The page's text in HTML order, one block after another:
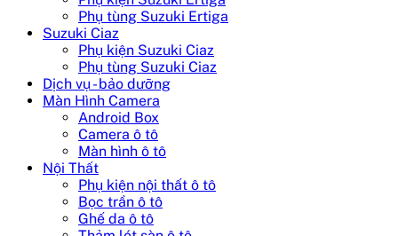
Phụ tùng Suzuki Ertiga
Suzuki Ciaz
Phụ kiện Suzuki Ciaz
Phụ tùng Suzuki Ciaz
Dịch vụ - bảo dưỡng
Màn Hình Camera
Android Box
Camera ô tô
Màn hình ô tô
Nội Thất
Phụ kiện nội thất ô tô
Bọc trần ô tô
Ghế da ô tô